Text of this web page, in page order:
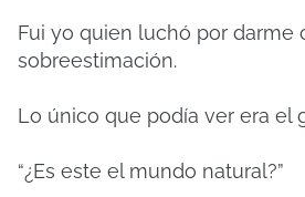
Fui yo quien luchó por darme
sobreestimación.
Lo único que podía ver era el
“¿Es este el mundo natural?”